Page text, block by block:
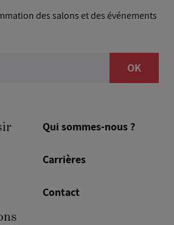
des salons et des événements
OK
Qui sommes-nous ?
Carrières
Contact